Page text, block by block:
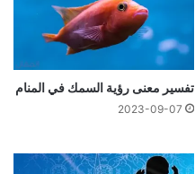
تفسير معنى رؤية السمك في المنام
2023-09-07